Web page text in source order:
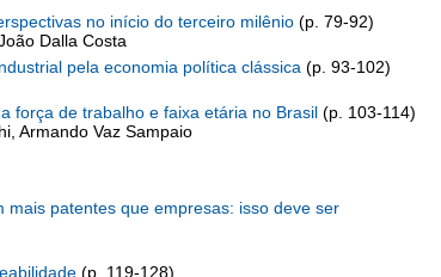
no início do terceiro milênio (p. 79-92)
Dalla Costa
pela economia política clássica (p. 93-102)
força de trabalho e faixa etária no Brasil (p. 103-114)
Armando Vaz Sampaio
patentes que empresas: isso deve ser
(p. 119-128)